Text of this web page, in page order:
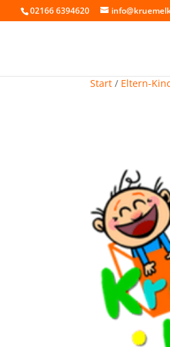
02166 6394620
Start / Eltern-